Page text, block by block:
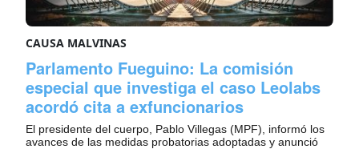
CAUSA MALVINAS
Parlamento Fueguino: La comisión
especial que investiga el caso Leolabs
acordó cita a exfuncionarios
El presidente del cuerpo, Pablo Villegas (MPF), informó los
avances de las medidas probatorias adoptadas y anunció